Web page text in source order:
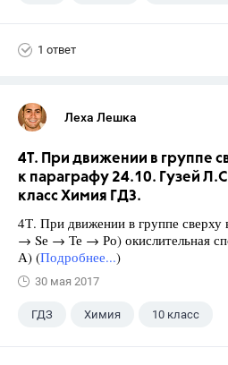
1 ответ
Леха Лешка
4Т. При движении в группе
к параграфу 24.10. Гузей
класс Химия ГДЗ.
4Т. При движении в группе
→ Sе → Те → Ро) окислительная
А) (Подробнее...)
30 мая 2017
ГДЗ Химия 10 класс